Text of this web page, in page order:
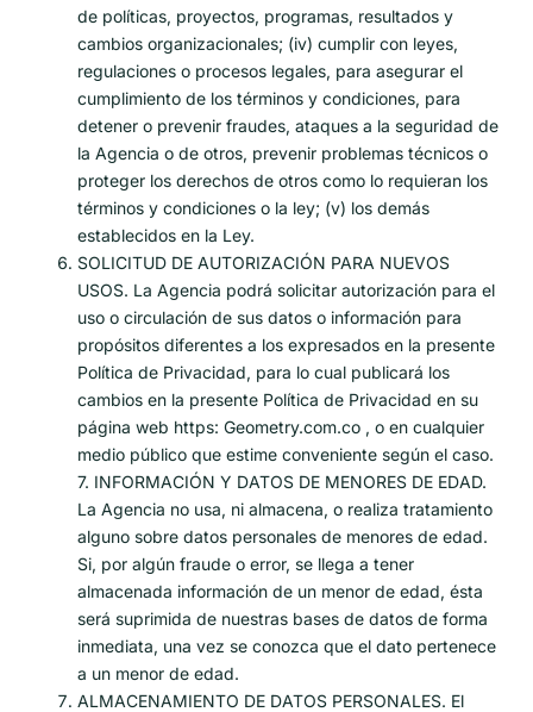
de políticas, proyectos, programas, resultados y
cambios organizacionales; (iv) cumplir con leyes,
regulaciones o procesos legales, para asegurar el
cumplimiento de los términos y condiciones, para
detener o prevenir fraudes, ataques a la seguridad de
la Agencia o de otros, prevenir problemas técnicos o
proteger los derechos de otros como lo requieran los
términos y condiciones o la ley; (v) los demás
establecidos en la Ley.
SOLICITUD DE AUTORIZACIÓN PARA NUEVOS
USOS. La Agencia podrá solicitar autorización para el
uso o circulación de sus datos o información para
propósitos diferentes a los expresados en la presente
Política de Privacidad, para lo cual publicará los
cambios en la presente Política de Privacidad en su
página web https: Geometry.com.co , o en cualquier
medio público que estime conveniente según el caso.
7. INFORMACIÓN Y DATOS DE MENORES DE EDAD.
La Agencia no usa, ni almacena, o realiza tratamiento
alguno sobre datos personales de menores de edad.
Si, por algún fraude o error, se llega a tener
almacenada información de un menor de edad, ésta
será suprimida de nuestras bases de datos de forma
inmediata, una vez se conozca que el dato pertenece
a un menor de edad.
ALMACENAMIENTO DE DATOS PERSONALES. El